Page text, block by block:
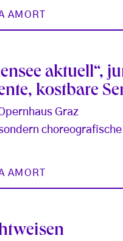
AMORT
aktuell“,
kostbare
Graz
choreografische
AMORT